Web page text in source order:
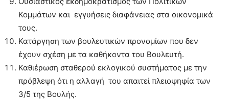
Κομμάτων και εγγυήσεις διαφάνειας στα οικονομικά
τους.
Κατάργηση των βουλευτικών προνομίων που δεν
έχουν σχέση με τα καθήκοντα του Βουλευτή.
Καθιέρωση σταθερού εκλογικού συστήματος με την
πρόβλεψη ότι η αλλαγή του απαιτεί πλειοψηφία των
3/5 της Βουλής.